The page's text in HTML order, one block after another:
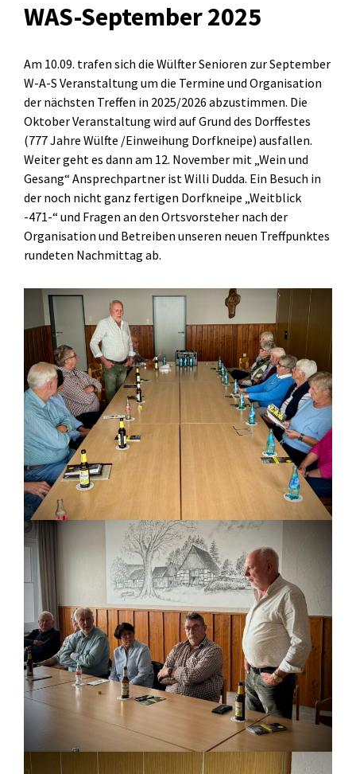
WAS-September 2025
Am 10.09. trafen sich die Wülfter Senioren zur September
W-A-S Veranstaltung um die Termine und Organisation
der nächsten Treffen in 2025/2026 abzustimmen. Die
Oktober Veranstaltung wird auf Grund des Dorffestes
(777 Jahre Wülfte /Einweihung Dorfkneipe) ausfallen.
Weiter geht es dann am 12. November mit „Wein und
Gesang“ Ansprechpartner ist Willi Dudda. Ein Besuch in
der noch nicht ganz fertigen Dorfkneipe „Weitblick
-471-“ und Fragen an den Ortsvorsteher nach der
Organisation und Betreiben unseren neuen Treffpunktes
rundeten Nachmittag ab.